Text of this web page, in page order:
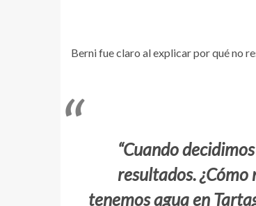
Berni fue claro al explicar por qué no
“Cuando
resultados.
tenemos agua en